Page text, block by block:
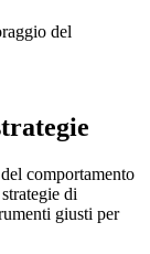
del
comportamento
di
giusti per